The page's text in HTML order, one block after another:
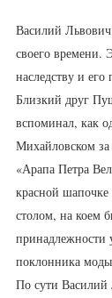
Василий
своего времени.
наследству и
Близкий друг
вспоминал, как
Михайловском
«Арапа Петра
красной шапочке
столом, на коем
принадлежности
поклонника
По сути